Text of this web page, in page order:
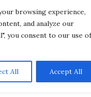
browsing experience,
and analyze our
you consent to our use of
All Accept All
Categorías
General,
MINI
Speed